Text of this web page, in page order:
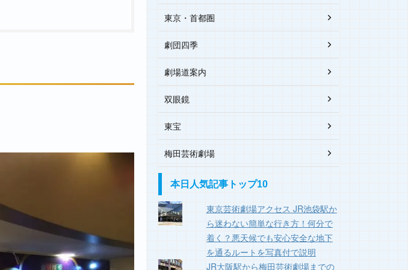
東京・首都圏
劇団四季
劇場道案内
双眼鏡
東宝
梅田芸術劇場
本日人気記事トップ10
東京芸術劇場アクセス JR池袋駅か
ら迷わない簡単な行き方！何分で
着く？悪天候でも安心安全な地下
を通るルートを写真付で説明
JR大阪駅から梅田芸術劇場までの